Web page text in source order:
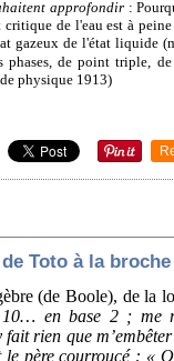
approfondir:
de l'eau est à
gazeux de l'état liquide
phases, de point triple,
physique 1913)
de Toto à la
(de Boole), de la
en base 2 ; me
fait rien que
le père courroucé : «